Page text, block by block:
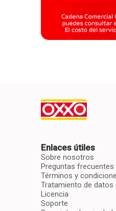
Enlaces útiles
Sobre nosotros
Preguntas frecuentes
Términos y
Tratamiento de datos
Licencia
Soporte